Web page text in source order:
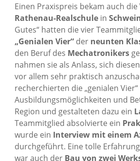
Einen Praxispreis bekam auch die
Rathenau-Realschule in
Gutes“ hatten die vier
„Genialen Vier“ der neunten
den Beruf des Mechatronikers
nahmen sie als Anlass, sich
vor allem sehr praktisch
recherchierten die „genialen Vier“
Ausbildungsmöglichkeiten und
Region und gestalteten dazu ein
Teammitglied absolvierte ein
wurde ein Interview mit einem
durchgeführt. Eine tolle
war auch der Bau von zwei